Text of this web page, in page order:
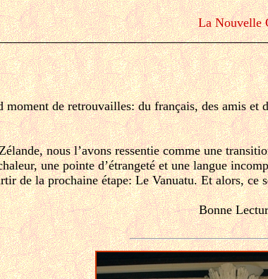
La Nouvelle
moment de retrouvailles: du français, des amis et
nous l’avons ressentie comme une
une pointe d’étrangeté et une langue
de la prochaine étape: Le Vanuatu. Et alors, ce
Bonne